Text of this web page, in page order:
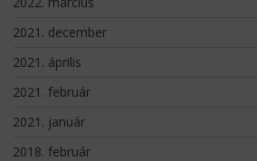
2021. december
2021. április
2021. február
2021. január
2018. február